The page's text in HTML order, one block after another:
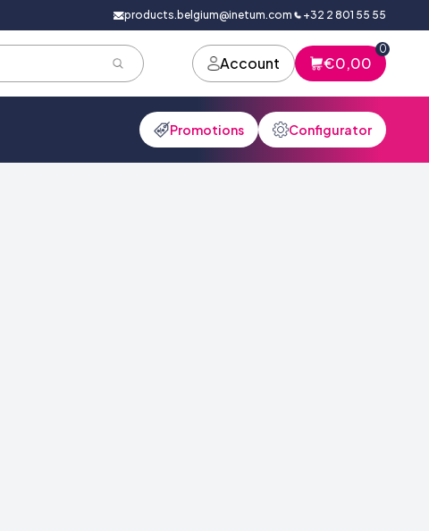
products.belgium@inetum.com +32 2 801 55 55
Account €0,00
0
Promotions Configurator